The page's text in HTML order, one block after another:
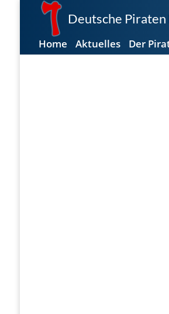
Deutsche Piraten
Home Aktuelles Der